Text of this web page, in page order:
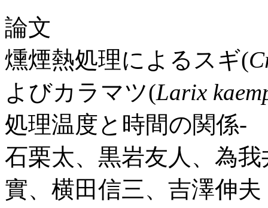
論文
燻煙熱処理によるスギ(
よびカラマツ(Larix
処理温度と時間の関係-
石栗太、黒岩友人、為
實、横田信三、吉澤伸夫